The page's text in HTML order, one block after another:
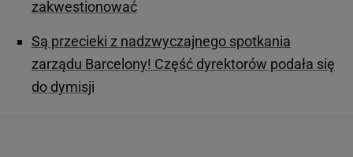
zakwestionować
Są przecieki z nadzwyczajnego spotkania
zarządu Barcelony! Część dyrektorów podała się
do dymisji